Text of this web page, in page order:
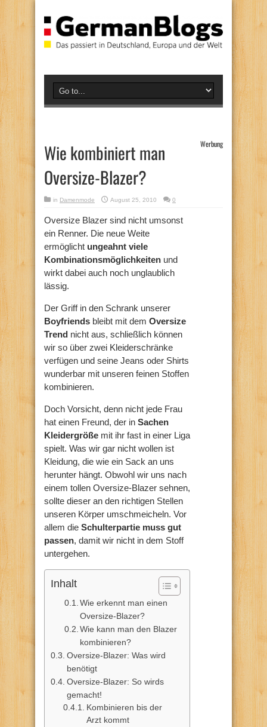
Wie kombiniert man
Oversize-Blazer?
Werbung
in Damenmode August 25, 2010 0
Oversize Blazer sind nicht umsonst
ein Renner. Die neue Weite
ermöglicht ungeahnt viele
Kombinationsmöglichkeiten und
wirkt dabei auch noch unglaublich
lässig.
Der Griff in den Schrank unserer
Boyfriends bleibt mit dem Oversize
Trend nicht aus, schließlich können
wir so über zwei Kleiderschränke
verfügen und seine Jeans oder Shirts
wunderbar mit unseren feinen Stoffen
kombinieren.
Doch Vorsicht, denn nicht jede Frau
hat einen Freund, der in Sachen
Kleidergröße mit ihr fast in einer Liga
spielt. Was wir gar nicht wollen ist
Kleidung, die wie ein Sack an uns
herunter hängt. Obwohl wir uns nach
einem tollen Oversize-Blazer sehnen,
sollte dieser an den richtigen Stellen
unseren Körper umschmeicheln. Vor
allem die Schulterpartie muss gut
passen, damit wir nicht in dem Stoff
untergehen.
Inhalt
Wie erkennt man einen
Oversize-Blazer?
Wie kann man den Blazer
kombinieren?
Oversize-Blazer: Was wird
benötigt
Oversize-Blazer: So wirds
gemacht!
Kombinieren bis der
Arzt kommt